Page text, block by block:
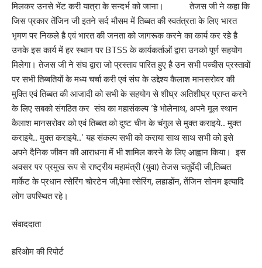
मिलकर उनसे भेंट करी यात्रा के सन्दर्भ को जाना। तेजस जी ने कहा कि
जिस प्रकार तेंजिन जी इतने सर्द मौसम में तिब्बत की स्वतंत्रता के लिए भारत
भृमण पर निकले है एवं भारत की जनता को जागरूक करने का कार्य कर रहे है
उनके इस कार्य में हर स्थान पर BTSS के कार्यकर्ताओं द्वारा उनको पूर्ण सहयोग
मिलेगा। तेजस जी ने संघ द्वारा जो प्रस्ताव पारित हुए है उन सभी पच्चीस प्रस्तावों
पर सभी तिब्बतियों के मध्य चर्चा करी एवं संघ के उद्देश्य कैलाश मानसरोवर की
मुक्ति एवं तिब्बत की आजादी को सभी के सहयोग से शीघ्र अतिशीघ्र प्राप्त करने
के लिए सबको संगठित कर संघ का महासंकल्प ‘हे भोलेनाथ, अपने मूल स्थान
कैलाश मानसरोवर को एवं तिब्बत को दुष्ट चीन के चंगुल से मुक्त कराइये.. मुक्त
कराइये.. मुक्त कराइये..’ यह संकल्प सभी को कराया साथ साथ सभी को इसे
अपने दैनिक जीवन की आराधना में भी शामिल करने के लिए आह्वान किया। इस
अवसर पर प्रमुख रूप से राष्ट्रीय महामंत्री (युवा) तेजस चतुर्वेदी जी,तिब्बत
मार्केट के प्रधान त्सेरिंग चोरटेन जी,पेमा त्सेरिंग, लहाडोंन, तेंजिन सोनम इत्यादि
लोग उपस्थित रहे।
संवाददाता
हरिओम की रिपोर्ट